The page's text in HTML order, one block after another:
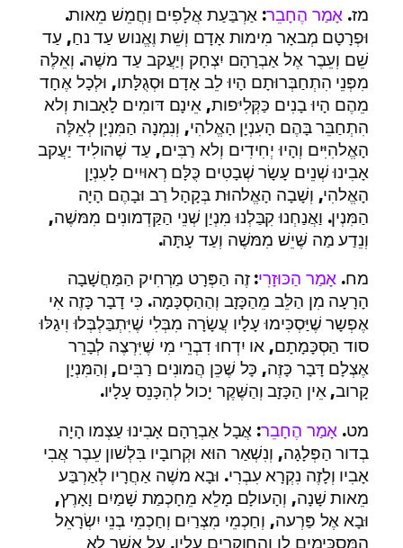
מז. אָמַר הֶחָבֵר: אַרְבַּעַת אֲלָפִים וַחֲמֵשׁ מֵאות.
וּפְרָטָם מְבאָר מִימות אָדָם וְשֵׁת וֶאֱנוש עַד נחַ, עַד
שֵׁם וְעֵבֶר אֶל אַבְרָהָם יִצְחָק וְיַעֲקב עַד משֶׁה. וְאֵלֶּה
מִפְּנֵי הִתְחַבְּרוּתָם הָיוּ לֵב אָדָם וּסְגֻלָּתו, וּלְכָל אֶחָד
מֵהֶם הָיוּ בָנִים כַּקְּלִיּפות, אֵינָם דּומִים לָאָבות וְלא
הִתְחַבֵּר בָּהֶם הָעִנְיָן הָאֱלהִי, וְנִמְנָה הַמִּנְיָן לְאֵלֶּה
הָאֱלהִיִּים וְהָיוּ יְחִידִים וְלא רַבִּים, עַד שֶׁהולִיד יַעֲקב
אָבִינוּ שְׁנֵים עָשָׂר שְׁבָטִים כֻּלָּם רְאוּיִים לָעִנְיָן
הָאֱלהִי, וְשָׁבָה הָאֱלהוּת בְּקָהָל רַב וּבָהֶם הָיָה
הַמִּנְין. וַאֲנַחְנוּ קִבַּלְנוּ מִנְיַן שְׁנֵי הַקַּדְמונִים מִמּשֶׁה,
וְנֵדַע מַה שֶּׁיֵשׁ מִמּשֶׁה וְעַד עָתָּה.
מח. אָמַר הַכּוּזָרִי: זֶה הַפְּרָט מַרְחִיק הַמַּחֲשָׁבָה
הָרָעָה מִן הַלֵּב מֵהַכָּזָב וְהַהַסְכָּמָה. כִּי דָבָר כָּזֶה אִי
אֶפְשָר שֶׁיַּסְכִּימוּ עָלָיו עֲשָׂרָה מִבְּלִי שֶׁיִּתְבַּלְבְּלוּ וִיגַלּוּ
סוד הַסְכָּמָתָם, או יִדְחוּ דִבְרֵי מִי שֶׁיִּרְצֶה לְבָרֵר
אֶצְלָם דָּבָר כָּזֶה, כָּל שֶׁכֵּן הֲמונִים רַבִּים, וְהַמִּנְיָן
קָרוב, אֵין הַכָּזָב וְהַשֶּׁקֶר יָכול לְהִכָּנֵס עָלָיו.
מט. אָמַר הֶחָבֵר: אֲבָל אַבְרָהָם אָבִינוּ עַצְמו הָיָה
בְדור הַפְּלָגָה, וְנִשְׁאַר הוּא וּקְרובָיו בִּלְשׁון עֵבֶר אֲבִי
אָבִיו וְלָזֶה נִקְרָא עִבְרִי. וּבָא משֶׁה אַחֲרָיו לְאַרְבַּע
מֵאות שָׁנָה, וְהָעולָם מָלֵא מֵחָכְמַת שָׁמַיִם וָאָרֶץ,
וּבָא אֶל פַּרְעה, וְחַכְמֵי מִצְרַיִם וְחַכְמֵי בְנֵי יִשְׂרָאֵל
הַמַּסְכִּימִים לו וְהַחוקְרִים עָלָיו, עַל אֲשֶׁר לא